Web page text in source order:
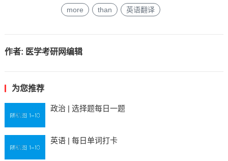
more than 英语翻译
作者: 医学考研网编辑
为您推荐
政治 | 选择题每日一题
英语 | 每日单词打卡